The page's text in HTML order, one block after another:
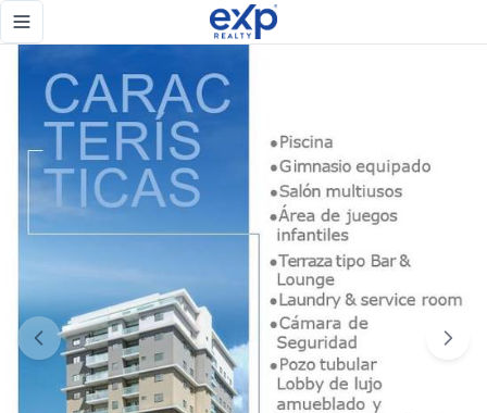
Toggle navigation menu
VISION TOWER 2.0 ÚLTIMA UNIDAD DISPONIBLE - eXp